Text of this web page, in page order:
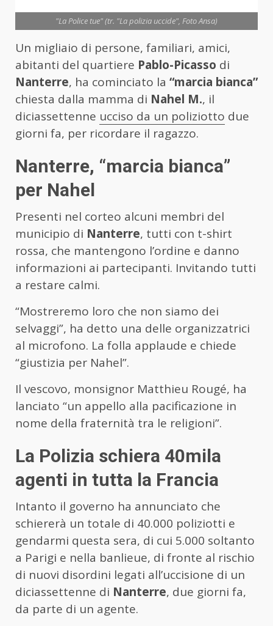
"La Police tue" (tr. "La polizia uccide", Foto Ansa)
Un migliaio di persone, familiari, amici,
abitanti del quartiere Pablo-Picasso di
Nanterre, ha cominciato la “marcia bianca”
chiesta dalla mamma di Nahel M., il
diciassettenne ucciso da un poliziotto due
giorni fa, per ricordare il ragazzo.
Nanterre, “marcia bianca”
per Nahel
Presenti nel corteo alcuni membri del
municipio di Nanterre, tutti con t-shirt
rossa, che mantengono l’ordine e danno
informazioni ai partecipanti. Invitando tutti
a restare calmi.
“Mostreremo loro che non siamo dei
selvaggi”, ha detto una delle organizzatrici
al microfono. La folla applaude e chiede
“giustizia per Nahel”.
Il vescovo, monsignor Matthieu Rougé, ha
lanciato “un appello alla pacificazione in
nome della fraternità tra le religioni”.
La Polizia schiera 40mila
agenti in tutta la Francia
Intanto il governo ha annunciato che
schiererà un totale di 40.000 poliziotti e
gendarmi questa sera, di cui 5.000 soltanto
a Parigi e nella banlieue, di fronte al rischio
di nuovi disordini legati all’uccisione di un
diciassettenne di Nanterre, due giorni fa,
da parte di un agente.